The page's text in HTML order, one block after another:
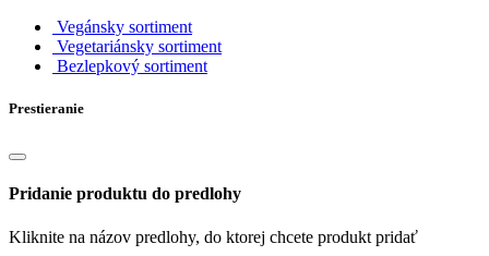
Vegánsky sortiment
Vegetariánsky sortiment
Bezlepkový sortiment
Prestieranie
Pridanie produktu do predlohy
Kliknite na názov predlohy, do ktorej chcete produkt pridať